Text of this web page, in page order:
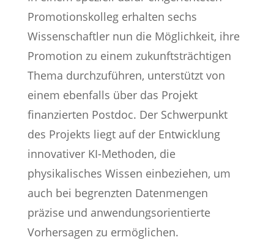
Promotionskolleg erhalten sechs
Wissenschaftler nun die Möglichkeit, ihre
Promotion zu einem zukunftsträchtigen
Thema durchzuführen, unterstützt von
einem ebenfalls über das Projekt
finanzierten Postdoc. Der Schwerpunkt
des Projekts liegt auf der Entwicklung
innovativer KI-Methoden, die
physikalisches Wissen einbeziehen, um
auch bei begrenzten Datenmengen
präzise und anwendungsorientierte
Vorhersagen zu ermöglichen.